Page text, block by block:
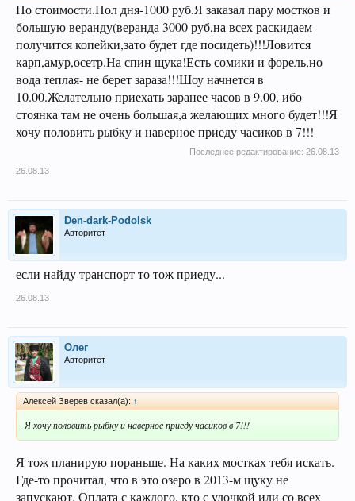
По стоимости.Пол дня-1000 руб.Я заказал пару мостков и
большую веранду(веранда 3000 руб,на всех раскидаем
получится копейки,зато будет где посидеть)!!!Ловится
карп,амур,осетр.На спин щука!Есть сомики и форель,но
вода теплая- не берет зараза!!!Шоу начнется в
10.00.Желательно приехать заранее часов в 9.00, ибо
стоянка там не очень большая,а желающих много будет!!!Я
хочу половить рыбку и наверное приеду часиков в 7!!!
Последнее редактирование: 26.08.13
26.08.13
Den-dark-Podolsk
Авторитет
если найду транспорт то тож приеду...
26.08.13
Олег
Авторитет
Алексей Зверев сказал(а): ↑
Я хочу половить рыбку и наверное приеду часиков в 7!!!
Я тож планирую пораньше. На каких мостках тебя искать.
Где-то прочитал, что в это озеро в 2013-м щуку не
запускают. Оплата с каждого, кто с удочкой или со всех